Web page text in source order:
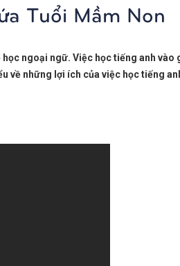
Tuổi Mầm Non
ngoại ngữ. Việc học tiếng anh vào
về những lợi ích của việc học tiếng